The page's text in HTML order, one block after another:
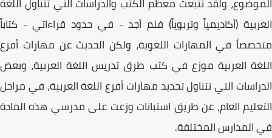
العربية (أكاديمياً وتربوياً) فلم أجد - في حدود قراءاتي - كتاباً
متخصصاً في المهارات اللغوية، ولكن الحديث عن مهارات أفرع
اللغة العربية موزع في كتب طرق تدريس اللغة العربية، وبعض
الدراسات التي تتناول تحديد مهارات أفرع اللغة العربية، في مراحل
التعليم العام، عن طريق استبانات وزعت على مدرسي هذه المادة
في المدارس المختلفة.